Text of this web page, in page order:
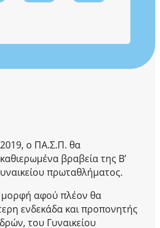
ο ΠΑ.Σ.Π. θα
βραβεία της B’
πρωταθλήματος.
αφού πλέον θα
ενδεκάδα και προπονητής
του Γυναικείου